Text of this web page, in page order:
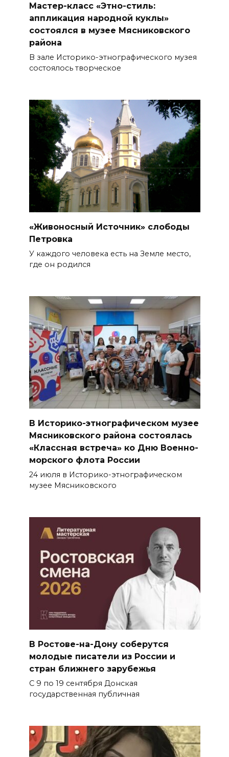
Мастер-класс «Этно-стиль:
аппликация народной куклы»
состоялся в музее Мясниковского
района
В зале Историко-этнографического музея
состоялось творческое
«Живоносный Источник» слободы
Петровка
У каждого человека есть на Земле место,
где он родился
В Историко-этнографическом музее
Мясниковского района состоялась
«Классная встреча» ко Дню Военно-
морского флота России
24 июля в Историко-этнографическом
музее Мясниковского
В Ростове-на-Дону соберутся
молодые писатели из России и
стран ближнего зарубежья
С 9 по 19 сентября Донская
государственная публичная